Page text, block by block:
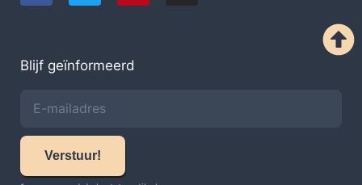
Blijf geïnformeerd
Verstuur!